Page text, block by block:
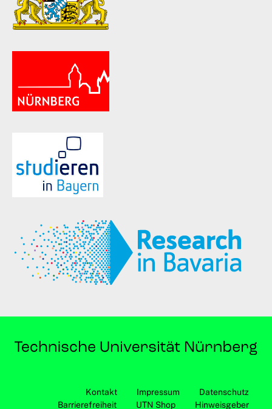
Kontakt Impressum
Datenschutz
Barrierefreiheit
UTN Shop Hinweisgeber